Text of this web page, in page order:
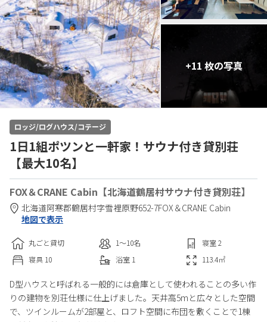
+11 枚の写真
ロッジ/ログハウス/コテージ
1日1組ポツンと一軒家！サウナ付き貸別荘
【最大10名】
FOX＆CRANE Cabin【北海道鶴居村サウナ付き貸別荘】
北海道阿寒郡鶴居村字雪裡原野652-7FOX＆CRANE Cabin
地図で表示
丸ごと貸切 1〜10名 寝室 2
寝具 10 浴室 1 113.4㎡
D型ハウスと呼ばれる一般的には倉庫として使われることの多い作
りの建物を別荘仕様に仕上げました。天井高5mと広々とした空間
で、ツインルームが2部屋と、ロフト空間に布団を敷くことで1棟